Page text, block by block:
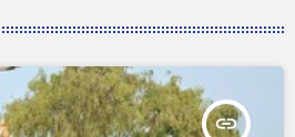
insert_link